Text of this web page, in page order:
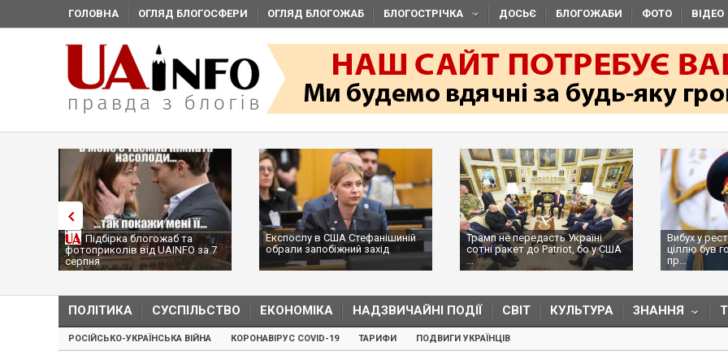
ГОЛОВНА ОГЛЯД БЛОГОСФЕРИ ОГЛЯД БЛОГОЖАБ БЛОГОСТРІЧКА ДОСЬЄ БЛОГОЖАБИ ФОТО ВІДЕО
Підбірка блогожаб та
фотоприколів від UAINFO за 7
серпня
Експослу в США Стефанішиній
обрали запобіжний захід
Трамп не передасть Україні
сотні ракет до Patriot, бо у США
...
Вибух у
ціллю був
пр...
ПОЛІТИКА СУСПІЛЬСТВО ЕКОНОМІКА НАДЗВИЧАЙНІ ПОДІЇ СВІТ КУЛЬТУРА ЗНАННЯ
РОСІЙСЬКО-УКРАЇНСЬКА ВІЙНА КОРОНАВІРУС COVID-19 ТАРИФИ ПОДВИГИ УКРАЇНЦІВ